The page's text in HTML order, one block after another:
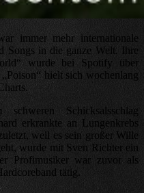
immer mehr internationale
Songs in die ganze Welt. Ihre
wurde bei Spotify über
hielt sich wochenlang
Schicksalsschlag
erkrankte an Lungenkrebs
weil es sein großer Wille
wurde mit Sven Richter ein
Profimusiker war zuvor als
tätig.